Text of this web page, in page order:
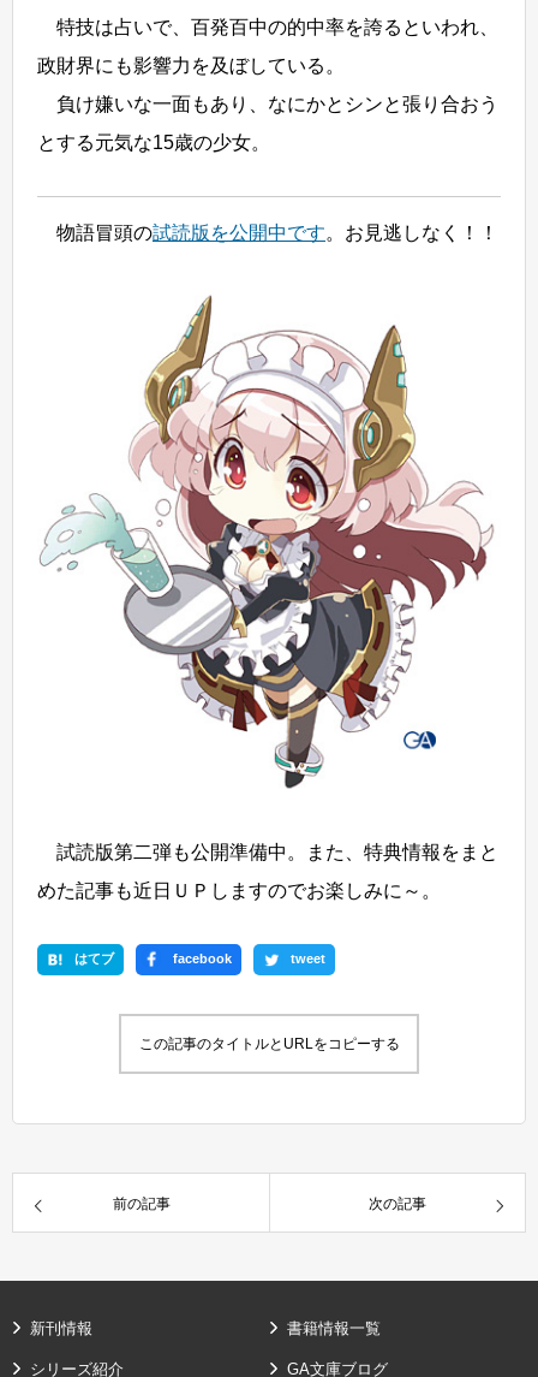
特技は占いで、百発百中の的中率を誇るといわれ、
政財界にも影響力を及ぼしている。
負け嫌いな一面もあり、なにかとシンと張り合おう
とする元気な15歳の少女。
物語冒頭の試読版を公開中です。お見逃しなく！！
試読版第二弾も公開準備中。また、特典情報をまと
めた記事も近日ＵＰしますのでお楽しみに～。
はてブ facebook tweet
この記事のタイトルとURLをコピーする
前の記事 次の記事
新刊情報 書籍情報一覧
シリーズ紹介 GA文庫ブログ